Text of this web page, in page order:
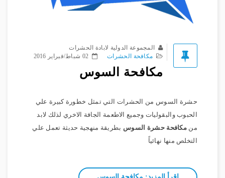
المجموعة الدولية لابادة الحشرات
مكافحة الحشرات
02 شباط/فبراير 2016
مكافحة السوس
حشرة السوس من الحشرات التي تمثل خطورة كبيرة علي
الحبوب والبقوليات وجميع الاطعمة الجافة الاخري لذلك لابد
من مكافحة حشرة السوس بطريقة منهجية حديثة تعمل علي
التخلص منها نهائياً